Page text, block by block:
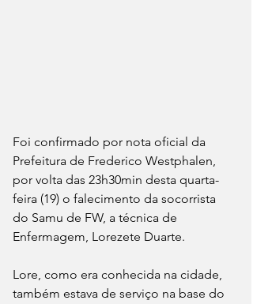
Foi confirmado por nota oficial da
Prefeitura de Frederico Westphalen,
por volta das 23h30min desta quarta-
feira (19) o falecimento da socorrista
do Samu de FW, a técnica de
Enfermagem, Lorezete Duarte.
Lore, como era conhecida na cidade,
também estava de serviço na base do